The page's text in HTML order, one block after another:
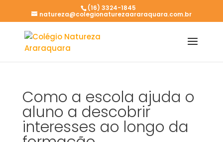
(16) 3324-1845
natureza@colegionaturezaararaquara.com.br
Como a escola ajuda o
aluno a descobrir
interesses ao longo da